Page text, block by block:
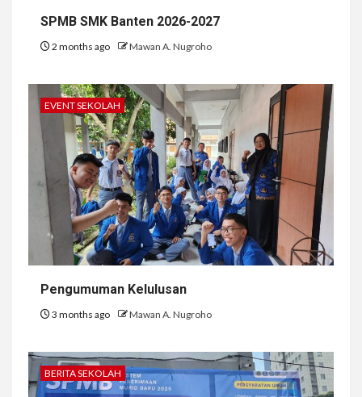
SPMB SMK Banten 2026-2027
2 months ago Mawan A. Nugroho
EVENT SEKOLAH
Pengumuman Kelulusan
3 months ago Mawan A. Nugroho
BERITA SEKOLAH